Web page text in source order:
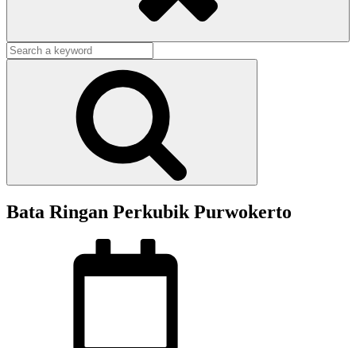
Search
for:
Search
Bata Ringan Perkubik Purwokerto